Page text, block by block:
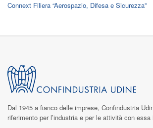
Connext Filiera “Aerospazio, Difesa e Sicurezza”
Dal 1945 a fianco delle imprese, Confindustria
riferimento per l’industria e per le attività con essa